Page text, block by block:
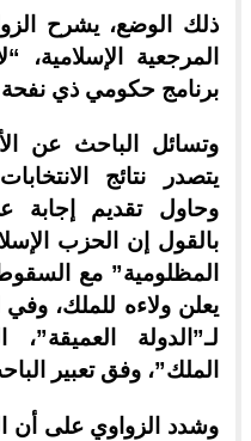
ذلك الوضع، يشرح
المرجعية
برنامج حكومي ذي نفحة
وتسائل الباحث عن
يتصدر نتائج
وحاول تقديم إجابة
بالقول إن الحزب
المظلومية” مع
يعلن ولاءه للملك،
لـ”الدولة
الملك”، وفق تعبير
وشدد الزواوي على أن